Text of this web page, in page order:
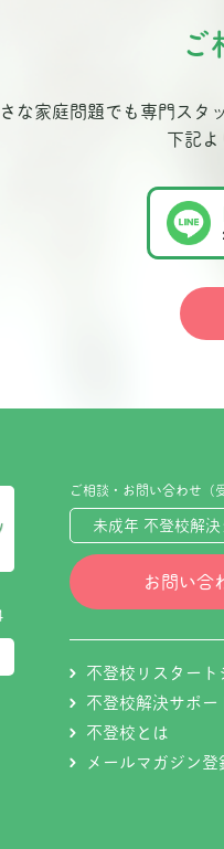
な家庭問題でも専門スタ
下記よ
ご相談・お問い合わせ（
未成年 不登校解
お問い合
不登校リスタート
不登校解決サポー
不登校とは
メールマガジン登